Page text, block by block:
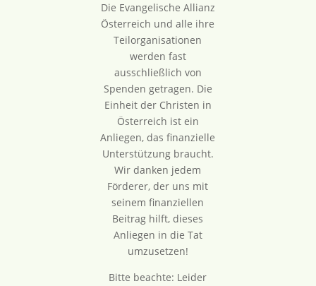
Die Evangelische Allianz
Österreich und alle ihre
Teilorganisationen
werden fast
ausschließlich von
Spenden getragen. Die
Einheit der Christen in
Österreich ist ein
Anliegen, das finanzielle
Unterstützung braucht.
Wir danken jedem
Förderer, der uns mit
seinem finanziellen
Beitrag hilft, dieses
Anliegen in die Tat
umzusetzen!
Bitte beachte: Leider